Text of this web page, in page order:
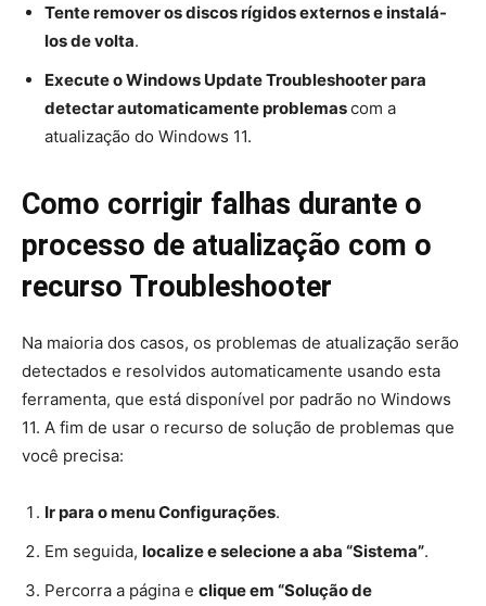
Tente remover os discos rígidos externos e instalá-
los de volta.
Execute o Windows Update Troubleshooter para
detectar automaticamente problemascom a
atualização do Windows 11.
Como corrigir falhas durante o
processo de atualização com o
recurso Troubleshooter
Na maioria dos casos, os problemas de atualização serão
detectados e resolvidos automaticamente usando esta
ferramenta, que está disponível por padrão no Windows
11. A fim de usar o recurso de solução de problemas que
você precisa:
Ir para o menu Configurações.
Em seguida, localize e selecione a aba “Sistema”.
Percorra a página e clique em “Solução de